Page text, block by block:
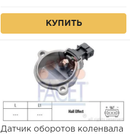
КУПИТЬ
Датчик оборотов коленвала